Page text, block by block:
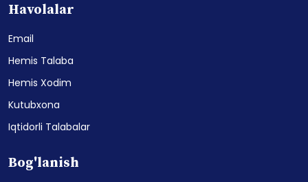
Havolalar
Email
Hemis Talaba
Hemis Xodim
Kutubxona
Iqtidorli Talabalar
Bog'lanish